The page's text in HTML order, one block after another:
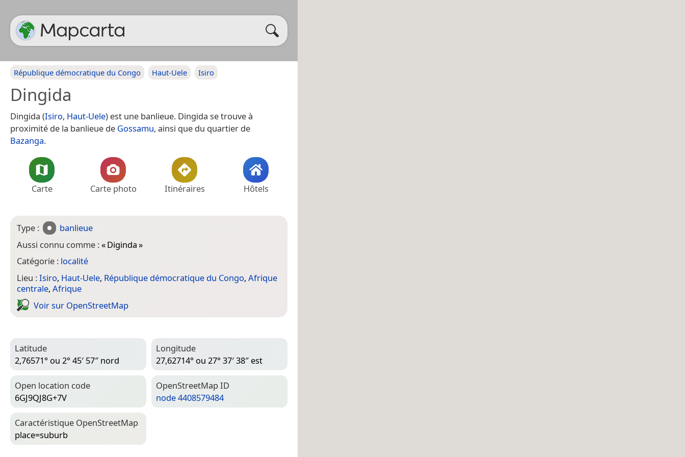
République démocratique du Congo Haut-Uele Isiro
Dingida
Dingida (Isiro, Haut-Uele) est une banlieue. Dingida se trouve à
proximité de la banlieue de Gossamu, ainsi que du quartier de
Bazanga.
Carte Carte photo Itinéraires Hôtels
Type :
banlieue
Aussi connu comme :«Diginda»
Catégorie : localité
Lieu :Isiro, Haut-Uele, République démocratique du Congo, Afrique
centrale, Afrique
Voir sur Open­Street­Map
Latitude
2,76571° ou 2° 45′ 57″ nord
Longitude
27,62714° ou 27° 37′ 38″ est
Open location code
6GJ9QJ8G+7V
Open­Street­Map ID
node 4408579484
Caractéristique Open­Street­Map
place=­suburb